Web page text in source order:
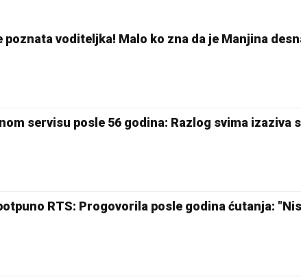
voditeljka! Malo ko zna da je Manjina
servisu posle 56 godina: Razlog svima izaziva
RTS: Progovorila posle godina ćutanja: